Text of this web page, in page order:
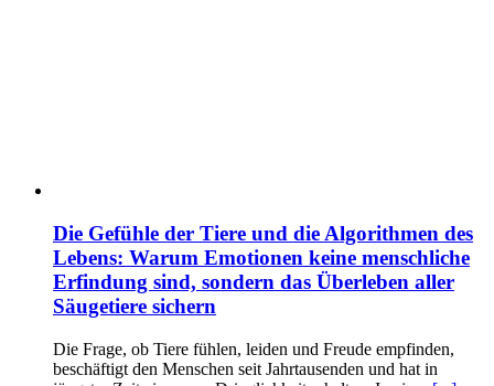
Die Gefühle der Tiere und die Algorithmen des
Lebens: Warum Emotionen keine menschliche
Erfindung sind, sondern das Überleben aller
Säugetiere sichern
Die Frage, ob Tiere fühlen, leiden und Freude empfinden,
beschäftigt den Menschen seit Jahrtausenden und hat in